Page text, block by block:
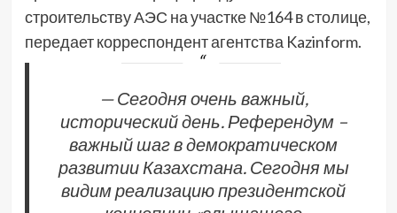
строительству АЭС на участке №164 в столице,
передает корреспондент агентства Kazinform.
— Сегодня очень важный,
исторический день. Референдум –
важный шаг в демократическом
развитии Казахстана. Сегодня мы
видим реализацию президентской